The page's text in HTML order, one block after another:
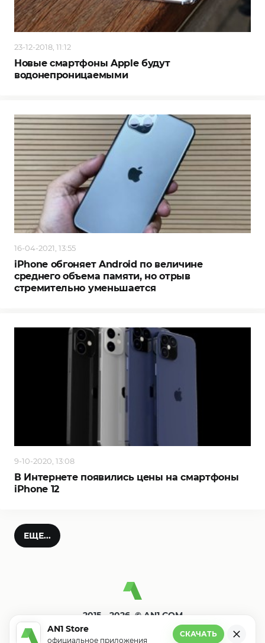
23-12-2018, 11:12
Новые смартфоны Apple будут
водонепроницаемыми
16-04-2021, 13:55
iPhone обгоняет Android по величине
среднего объема памяти, но отрыв
стремительно уменьшается
9-10-2020, 13:08
В Интернете появились цены на смартфоны
iPhone 12
ЕЩЕ...
2015—2026. © AN1.COM
Игры, программы для андроид
СКАЧАТЬ
AN1 Store
официальное приложения